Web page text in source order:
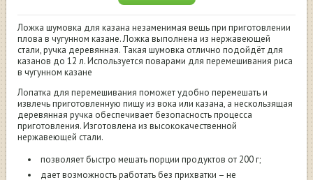
Ложка шумовка для казана незаменимая вещь при приготовлении
плова в чугунном казане. Ложка выполнена из нержавеющей
стали, ручка деревянная. Такая шумовка отлично подойдёт для
казанов до 12 л. Используется поварами для перемешивания риса
в чугунном казане
Лопатка для перемешивания поможет удобно перемешать и
извлечь приготовленную пищу из вока или казана, а нескользящая
деревянная ручка обеспечивает безопасность процесса
приготовления. Изготовлена из высококачественной
нержавеющей стали.
позволяет быстро мешать порции продуктов от 200 г;
дает возможность работать без прихватки – не